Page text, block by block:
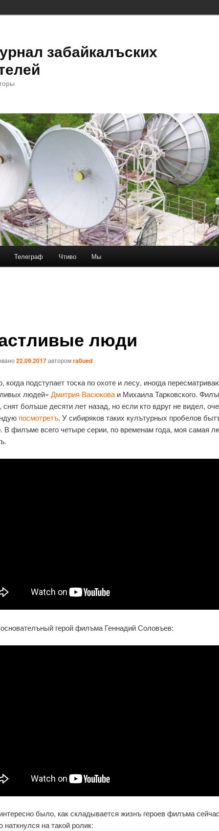
забайкалъских
Телеграф Чтиво Мы
люди
22.09.2017авторомra0ued
когда подступает тоска по охоте и лесу, иногда
людей»Дмитрия Васюкова и Михаила Тарковского.
снят болъше десяти лет назад, но если кто вдруг не видел,
посмотретъ. У сибиряков таких кулътурных пробелов
В филъме всего четыре серии, по временам года, моя самая
герой филъма Геннадий Соловъев:
было, как складывается жизнъ героев филъма
наткнулся на такой ролик: